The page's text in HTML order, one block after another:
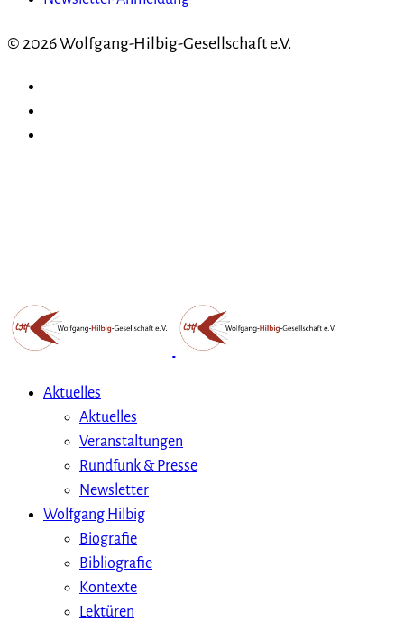
© 2026 Wolfgang-Hilbig-Gesellschaft e.V.
Aktuelles
Aktuelles
Veranstaltungen
Rundfunk & Presse
Newsletter
Wolfgang Hilbig
Biografie
Bibliografie
Kontexte
Lektüren